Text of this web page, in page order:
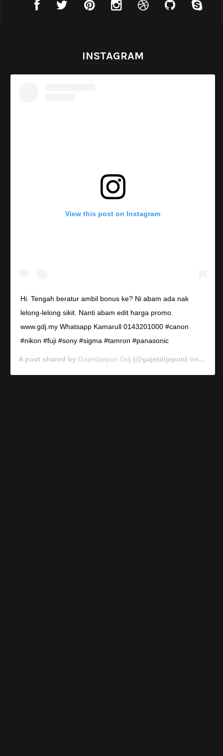
INSTAGRAM
View this post on Instagram
Hi. Tengah beratur ambil bonus ke? Ni abam ada nak
lelong-lelong sikit. Nanti abam edit harga promo.
www.gdj.my Whatsapp Kamarull 0143201000 #canon
#nikon #fuji #sony #sigma #tamron #panasonic
A post shared by Gajetdijepun Gdj (@gajetdijepun) on Jan 7,